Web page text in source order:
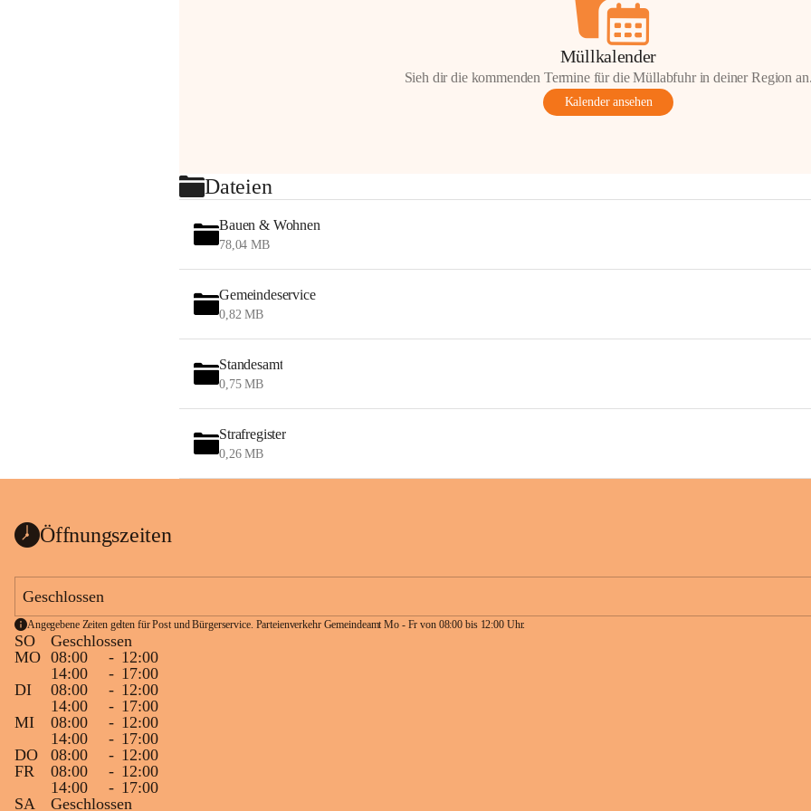
Müllkalender
Sieh dir die kommenden Termine für die Müllabfuhr in deiner Region
Kalender ansehen
Dateien
Bauen & Wohnen
78,04 MB
Gemeindeservice
0,82 MB
Standesamt
0,75 MB
Strafregister
0,26 MB
Öffnungszeiten
Geschlossen
Angegebene Zeiten gelten für Post und Bürgerservice. Parteienverkehr Gemeindeamt Mo - Fr von 08:00 bis 12:00 Uhr.
SO
Geschlossen
MO 08:00 - 12:00
14:00
- 17:00
DI
08:00 - 12:00
14:00
- 17:00
MI
08:00 - 12:00
14:00
- 17:00
DO
08:00 - 12:00
FR
08:00 - 12:00
14:00
- 17:00
SA
Geschlossen